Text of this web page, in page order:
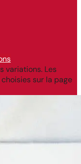
variations. Les
sur la page